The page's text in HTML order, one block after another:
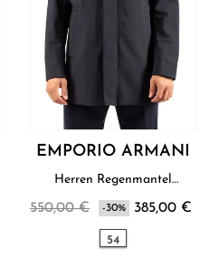
EMPORIO ARMANI
Herren Regenmantel
550,00 € -30% 385,00 €
54